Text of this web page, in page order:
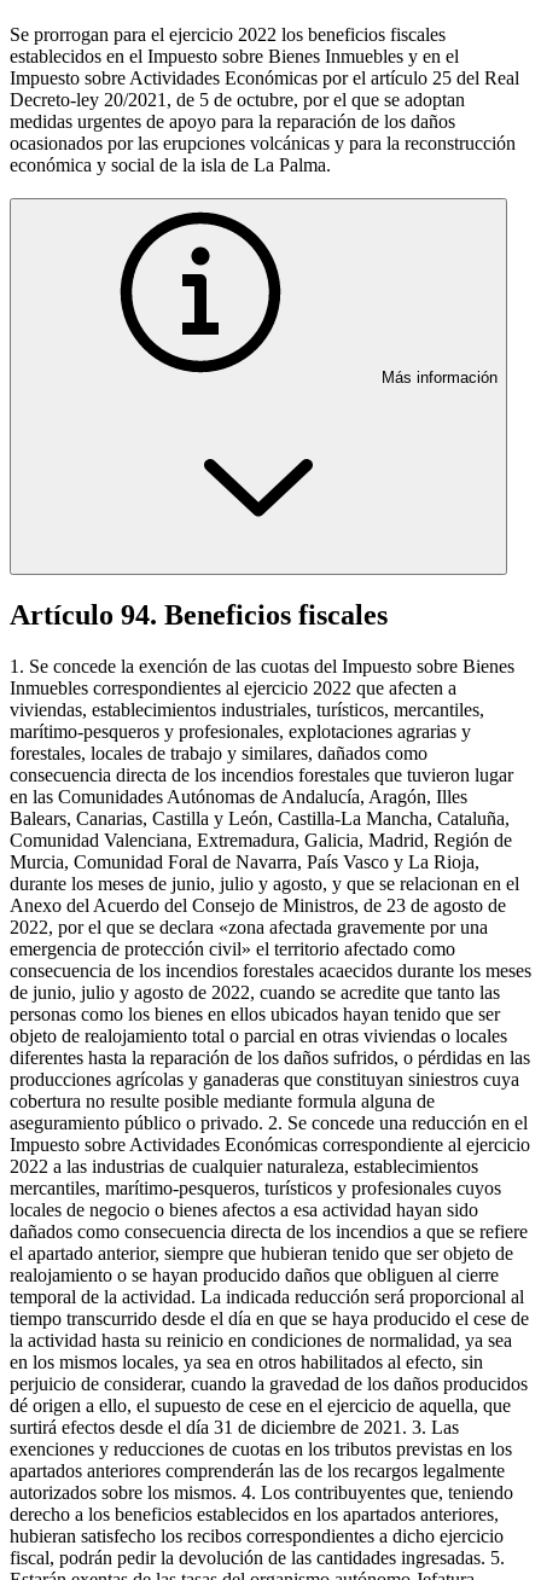
Se prorrogan para el ejercicio 2022 los beneficios fiscales
establecidos en el Impuesto sobre Bienes Inmuebles y en el
Impuesto sobre Actividades Económicas por el artículo 25 del Real
Decreto-ley 20/2021, de 5 de octubre, por el que se adoptan
medidas urgentes de apoyo para la reparación de los daños
ocasionados por las erupciones volcánicas y para la reconstrucción
económica y social de la isla de La Palma.
Más información
Artículo 94. Beneficios fiscales
1. Se concede la exención de las cuotas del Impuesto sobre Bienes
Inmuebles correspondientes al ejercicio 2022 que afecten a
viviendas, establecimientos industriales, turísticos, mercantiles,
marítimo-pesqueros y profesionales, explotaciones agrarias y
forestales, locales de trabajo y similares, dañados como
consecuencia directa de los incendios forestales que tuvieron lugar
en las Comunidades Autónomas de Andalucía, Aragón, Illes
Balears, Canarias, Castilla y León, Castilla-La Mancha, Cataluña,
Comunidad Valenciana, Extremadura, Galicia, Madrid, Región de
Murcia, Comunidad Foral de Navarra, País Vasco y La Rioja,
durante los meses de junio, julio y agosto, y que se relacionan en el
Anexo del Acuerdo del Consejo de Ministros, de 23 de agosto de
2022, por el que se declara «zona afectada gravemente por una
emergencia de protección civil» el territorio afectado como
consecuencia de los incendios forestales acaecidos durante los meses
de junio, julio y agosto de 2022, cuando se acredite que tanto las
personas como los bienes en ellos ubicados hayan tenido que ser
objeto de realojamiento total o parcial en otras viviendas o locales
diferentes hasta la reparación de los daños sufridos, o pérdidas en las
producciones agrícolas y ganaderas que constituyan siniestros cuya
cobertura no resulte posible mediante formula alguna de
aseguramiento público o privado. 2. Se concede una reducción en el
Impuesto sobre Actividades Económicas correspondiente al ejercicio
2022 a las industrias de cualquier naturaleza, establecimientos
mercantiles, marítimo-pesqueros, turísticos y profesionales cuyos
locales de negocio o bienes afectos a esa actividad hayan sido
dañados como consecuencia directa de los incendios a que se refiere
el apartado anterior, siempre que hubieran tenido que ser objeto de
realojamiento o se hayan producido daños que obliguen al cierre
temporal de la actividad. La indicada reducción será proporcional al
tiempo transcurrido desde el día en que se haya producido el cese de
la actividad hasta su reinicio en condiciones de normalidad, ya sea
en los mismos locales, ya sea en otros habilitados al efecto, sin
perjuicio de considerar, cuando la gravedad de los daños producidos
dé origen a ello, el supuesto de cese en el ejercicio de aquella, que
surtirá efectos desde el día 31 de diciembre de 2021. 3. Las
exenciones y reducciones de cuotas en los tributos previstas en los
apartados anteriores comprenderán las de los recargos legalmente
autorizados sobre los mismos. 4. Los contribuyentes que, teniendo
derecho a los beneficios establecidos en los apartados anteriores,
hubieran satisfecho los recibos correspondientes a dicho ejercicio
fiscal, podrán pedir la devolución de las cantidades ingresadas. 5.